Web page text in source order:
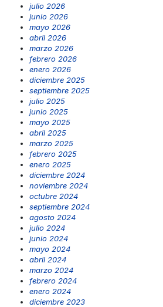
julio 2026
junio 2026
mayo 2026
abril 2026
marzo 2026
febrero 2026
enero 2026
diciembre 2025
septiembre 2025
julio 2025
junio 2025
mayo 2025
abril 2025
marzo 2025
febrero 2025
enero 2025
diciembre 2024
noviembre 2024
octubre 2024
septiembre 2024
agosto 2024
julio 2024
junio 2024
mayo 2024
abril 2024
marzo 2024
febrero 2024
enero 2024
diciembre 2023